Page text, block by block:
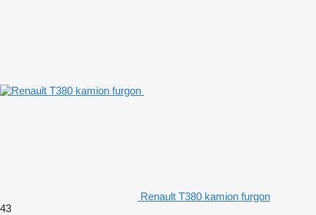
Renault T380 kamion furgon
43